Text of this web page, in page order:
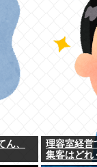
ん、
理容室経営
集客はどれ